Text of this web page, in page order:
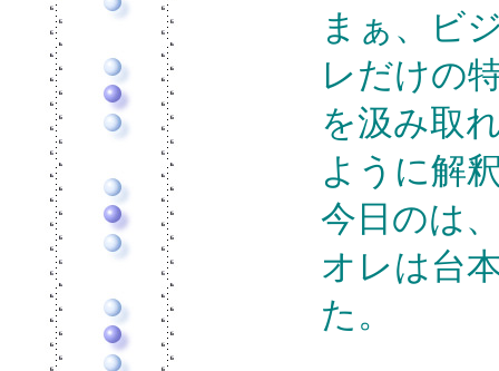
まぁ、ビ
レだけの
を汲み取
ように解
今日のは
オレは台
た。